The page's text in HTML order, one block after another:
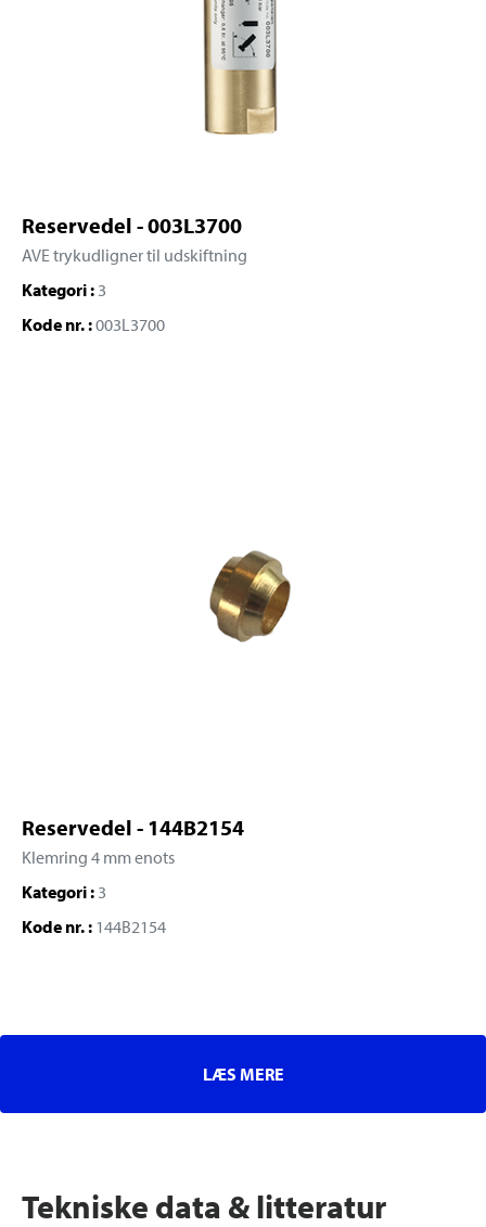
Reservedel - 003L3700
AVE trykudligner til udskiftning
Kategori : 3
Kode nr. :003L3700
Reservedel - 144B2154
Klemring 4 mm enots
Kategori : 3
Kode nr. : 144B2154
LÆS MERE
Tekniske data & litteratur